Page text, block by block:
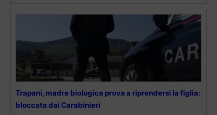
Trapani, madre biologica prova a riprendersi la figlia:
bloccata dai Carabinieri